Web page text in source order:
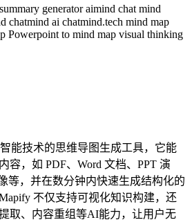
generator aimind chat mind
chatmind ai chatmind.tech mind map
Powerpoint to mind map visual thinking
能技术的思维导图生成工具，它能
容，如 PDF、Word 文档、PPT 演
等，并在数分钟内快速生成结构化的
不仅支持可视化知识构建，还
取、内容重组等AI能力，让用户无